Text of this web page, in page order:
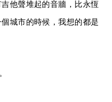
他聲堆起的音牆，比永恆
城市的時候，我想的都是